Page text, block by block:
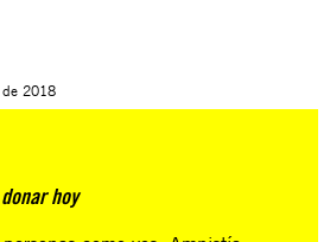
de 2018
hoy